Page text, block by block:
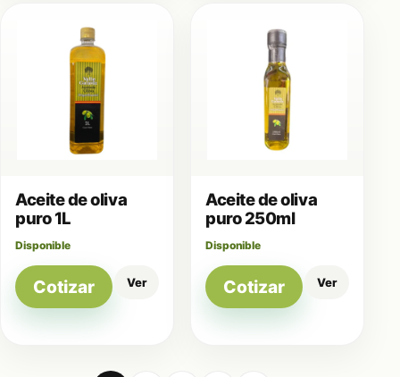
Aceite de oliva
puro 1L
Disponible
Cotizar Ver
Aceite de oliva
puro 250ml
Disponible
Cotizar Ver